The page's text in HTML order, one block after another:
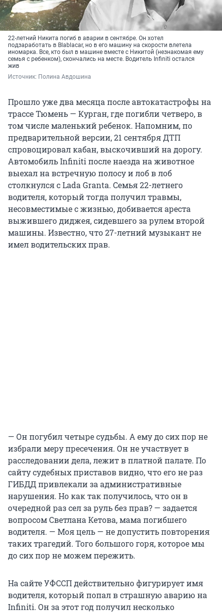
22-летний Никита погиб в аварии в сентябре. Он хотел
подзаработать в Blablacar, но в его машину на скорости влетела
иномарка. Все, кто был в машине вместе с Никитой (незнакомая ему
семья с ребенком), скончались на месте. Водитель Infiniti остался
жив
Источник: Полина Авдошина
Прошло уже два месяца после автокатастрофы на
трассе Тюмень — Курган, где погибли четверо, в
том числе маленький ребенок. Напомним, по
предварительной версии, 21 сентября ДТП
спровоцировал кабан, выскочивший на дорогу.
Автомобиль Infiniti после наезда на животное
выехал на встречную полосу и лоб в лоб
столкнулся с Lada Granta. Семья 22-летнего
водителя, который тогда получил травмы,
несовместимые с жизнью, добивается ареста
выжившего диджея, сидевшего за рулем второй
машины. Известно, что 27-летний музыкант не
имел водительских прав.
— Он погубил четыре судьбы. А ему до сих пор не
избрали меру пресечения. Он не участвует в
расследовании дела, лежит в платной палате. По
сайту судебных приставов видно, что его не раз
ГИБДД привлекали за административные
нарушения. Но как так получилось, что он в
очередной раз сел за руль без прав? — задается
вопросом Светлана Кетова, мама погибшего
водителя. — Моя цель — не допустить повторения
таких трагедий. Того большого горя, которое мы
до сих пор не можем пережить.
На сайте УФССП действительно фигурирует имя
водителя, который попал в страшную аварию на
Infiniti. Он за этот год получил несколько